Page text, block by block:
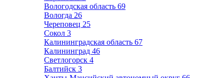
Вологодская область 69
Вологда 26
Череповец 25
Сокол 3
Калининградская область 67
Калининград 46
Светлогорск 4
Балтийск 3